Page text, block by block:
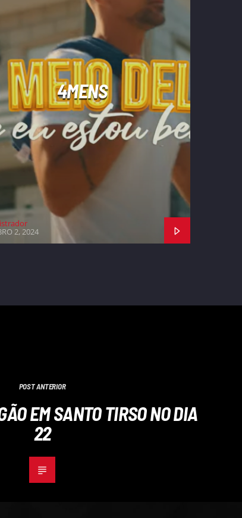
4MENS
2, 2024
POST ANTERIOR
EM SANTO TIRSO NO DIA
22